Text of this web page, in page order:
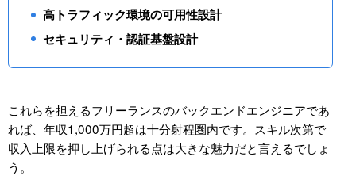
高トラフィック環境の可用性設計
セキュリティ・認証基盤設計
これらを担えるフリーランスのバックエンドエンジニアであ
れば、年収1,000万円超は十分射程圏内です。スキル次第で
収入上限を押し上げられる点は大きな魅力だと言えるでしょ
う。